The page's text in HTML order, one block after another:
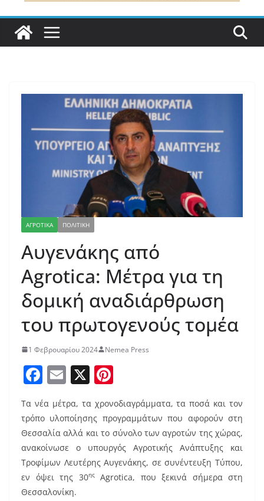
ΑΓΡΟΤΙΚΑ ΠΟΛΙΤΙΚΗ
Αυγενάκης από
Agrotica: Μέτρα για τη
δομική αναδιάρθρωση
του πρωτογενούς τομέα
1 Φεβρουαρίου 2024 Nemea Press
F
c
e
b
o
o
E
ai
l
X
nt
er
e
st
Τα νέα μέτρα, τα χρονοδιαγράμματα, τα ποσά και τον
τρόπο υλοποίησης προγραμμάτων που αφορούν στη
Θεσσαλία αλλά και το σύνολο των αγροτών της χώρας,
ανακοίνωσε ο υπουργός Αγροτικής Ανάπτυξης και
Τροφίμων Λευτέρης Αυγενάκης, σε συνέντευξη Τύπου,
εν όψει της 30ηςAgrotica, που ξεκινά σήμερα στη
Θεσσαλονίκη.